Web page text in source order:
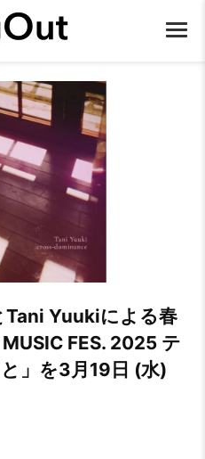
Yuukiによる春
FES. 2025 テ
」を3月19日 (水)